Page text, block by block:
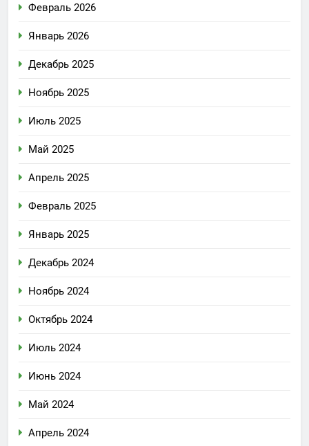
Февраль 2026
Январь 2026
Декабрь 2025
Ноябрь 2025
Июль 2025
Май 2025
Апрель 2025
Февраль 2025
Январь 2025
Декабрь 2024
Ноябрь 2024
Октябрь 2024
Июль 2024
Июнь 2024
Май 2024
Апрель 2024